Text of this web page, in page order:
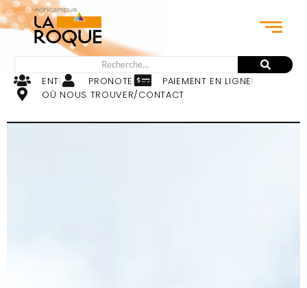
ENT PRONOTE
PAIEMENT EN LIGNE
OÙ NOUS TROUVER/CONTACT